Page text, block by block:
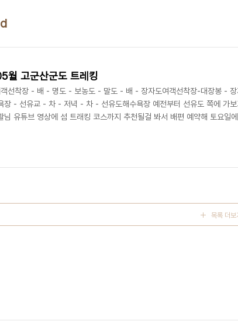
월 고군산군도 트레킹
선착장 - 배 - 명도 - 보농도 - 말도 - 배 - 장자도여객선착장-대장봉 - 장
장 - 선유교 - 차 - 저녁 - 차 - 선유도해수욕장 예전부터 선유도 쪽에 가보
님 유튜브 영상에 섬 트래킹 코스까지 추천될걸 봐서 배편 예약해 토요일
하다보니 취소표가 나왔을때 구매 성공했습니다.선유봉, 명도, 말도, 대장봉
으로 가면 미끄러움 조심해야 합니다.슬기로운캠핑생활님 영상에서 선유
목록 더보